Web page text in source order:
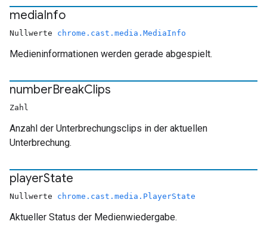
mediaInfo
Nullwerte chrome.cast.media.MediaInfo
Medieninformationen werden gerade abgespielt.
numberBreakClips
Zahl
Anzahl der Unterbrechungsclips in der aktuellen
Unterbrechung.
playerState
Nullwerte chrome.cast.media.PlayerState
Aktueller Status der Medienwiedergabe.